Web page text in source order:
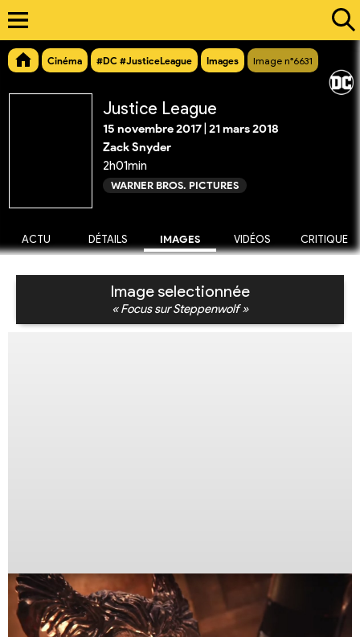
Cinéma #DC #JusticeLeague Images Image n°6631
Justice League
15 novembre 2017 21 mars 2018
Zack Snyder
2h01min
WARNER BROS. PICTURES
ACTU DÉTAILS IMAGES VIDÉOS CRITIQUE
Image selectionnée
« Focus sur Steppenwolf »